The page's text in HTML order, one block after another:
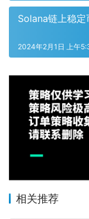
Solana链上稳
2024年2月1日 上午
相关推荐